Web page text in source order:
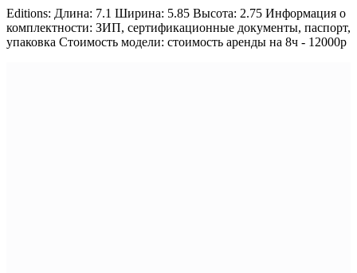
Editions: Длина: 7.1 Ширина: 5.85 Высота: 2.75 Информация о
комплектности: ЗИП, сертификационные документы, паспорт,
упаковка Стоимость модели: стоимость аренды на 8ч - 12000р